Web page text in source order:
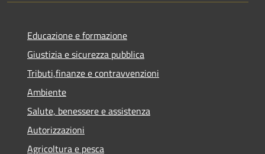
Educazione e formazione
Giustizia e sicurezza pubblica
Tributi,finanze e contravvenzioni
Ambiente
Salute, benessere e assistenza
Autorizzazioni
Agricoltura e pesca